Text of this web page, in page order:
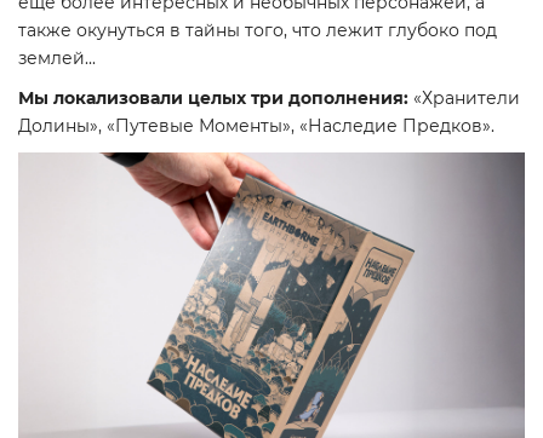
также окунуться в тайны того, что лежит глубоко под
землей...
Мы локализовали целых три дополнения: «Хранители
Долины», «Путевые Моменты», «Наследие Предков».